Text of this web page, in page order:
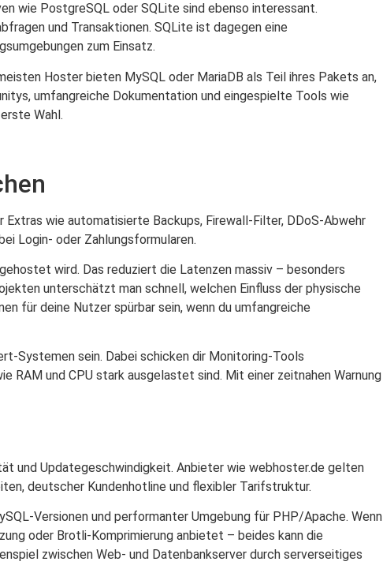
wie PostgreSQL oder SQLite sind ebenso interessant.
und Transaktionen. SQLite ist dagegen eine
zum Einsatz.
Hoster bieten MySQL oder MariaDB als Teil ihres Pakets an,
umfangreiche Dokumentation und eingespielte Tools wie
Wahl.
wie automatisierte Backups, Firewall-Filter, DDoS-Abwehr
Login- oder Zahlungsformularen.
wird. Das reduziert die Latenzen massiv – besonders
unterschätzt man schnell, welchen Einfluss der physische
für deine Nutzer spürbar sein, wenn du umfangreiche
Systemen sein. Dabei schicken dir Monitoring-Tools
und CPU stark ausgelastet sind. Mit einer zeitnahen Warnung
und Updategeschwindigkeit. Anbieter wie webhoster.de gelten
deutscher Kundenhotline und flexibler Tarifstruktur.
Versionen und performanter Umgebung für PHP/Apache. Wenn
oder Brotli-Komprimierung anbietet – beides kann die
zwischen Web- und Datenbankserver durch serverseitiges